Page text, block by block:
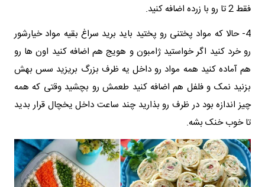
فقط 2 تا رو با زرده اضافه کنید.
4- حالا که مواد پختنی رو پختید باید برید سراغ بقیه مواد خیارشور
رو خرد کنید اگر خواستید ژامبون و هویج هم اضافه کنید اون ها رو
هم آماده کنید همه مواد رو داخل یه ظرف بزرگ بریزید سس بهش
بزنید نمک و فلفل هم اضافه کنید طعمش رو بچشید وقتی که همه
چیز اندازه بود در ظرف رو بذارید چند ساعت داخل یخچال قرار بدید
تا خوب خنک بشه.